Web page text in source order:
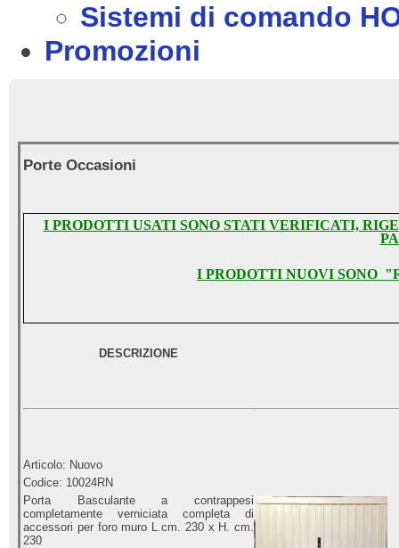
Sistemi di comando
Promozioni
Porte Occasioni
I PRODOTTI USATI SONO STATI VERIFICATI,
I PRODOTTI NUOVI SONO
DESCRIZIONE
Articolo: Nuovo
Codice: 10024RN
Porta Basculante a contrappesi
completamente verniciata completa di
accessori per foro muro L.cm. 230 x H. cm.
230